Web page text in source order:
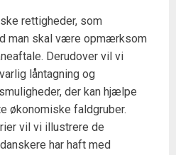
rettigheder, som
man skal være opmærksom
Derudover vil vi
låntagning og
der kan hjælpe
økonomiske faldgruber.
vil vi illustrere de
har haft med